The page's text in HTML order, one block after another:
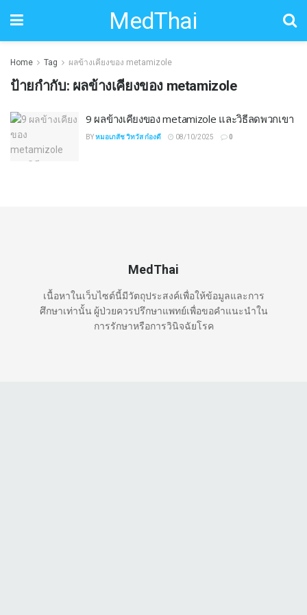
MedThai
Home Tag ผลข้างเคียงของ metamizole
ป้ายกำกับ: ผลข้างเคียงของ metamizole
9 ผลข้างเคียงของ metamizole และวิธีลดพวกเขา
BYหมอเภสัช วิทวัส ก๋องดี 08/10/2025 0
MedThai
เนื้อหาในเว็บไซต์นี้มีวัตถุประสงค์เพื่อให้ข้อมูลและการ
ศึกษาเท่านั้น ผู้ป่วยควรปรึกษาแพทย์เพื่อขอคำแนะนำใน
การรักษาหรือการวินิจฉัยโรค